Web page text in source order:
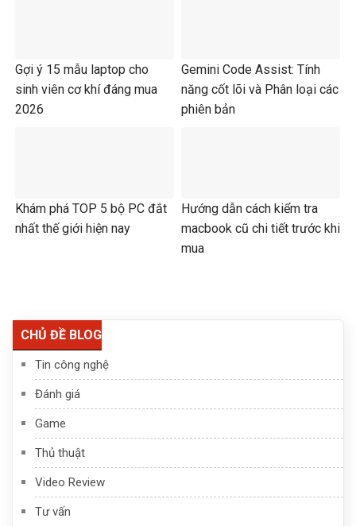
CHỦ ĐỀ BLOG
Tin công nghệ
Đánh giá
Game
Thủ thuật
Video Review
Tư vấn
Gợi ý 15 mẫu laptop cho
sinh viên cơ khí đáng mua
2026
Gemini Code Assist: Tính
năng cốt lõi và Phân loại các
phiên bản
Khám phá TOP 5 bộ PC đắt
nhất thế giới hiện nay
Hướng dẫn cách kiểm tra
macbook cũ chi tiết trước khi
mua